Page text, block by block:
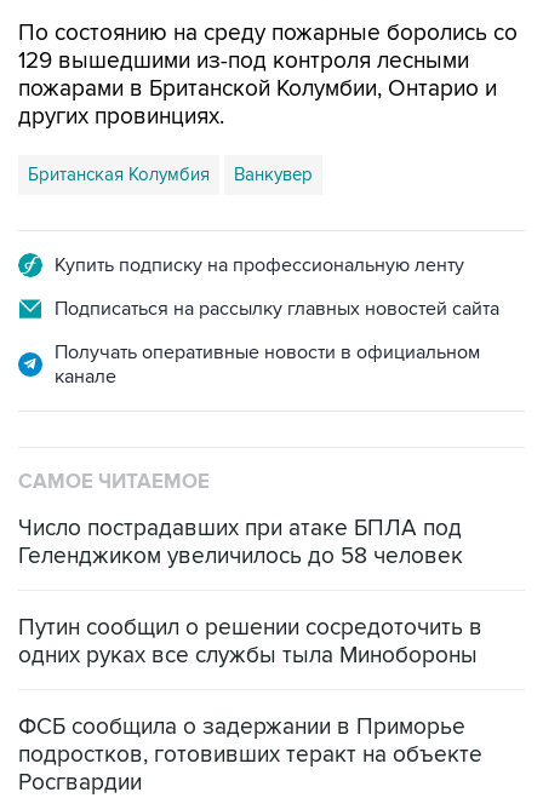
По состоянию на среду пожарные боролись со
129 вышедшими из-под контроля лесными
пожарами в Британской Колумбии, Онтарио и
других провинциях.
Британская Колумбия Ванкувер
Купить подписку на профессиональную ленту
Подписаться на рассылку главных новостей сайта
Получать оперативные новости в официальном
канале
САМОЕ ЧИТАЕМОЕ
Число пострадавших при атаке БПЛА под
Геленджиком увеличилось до 58 человек
Путин сообщил о решении сосредоточить в
одних руках все службы тыла Минобороны
ФСБ сообщила о задержании в Приморье
подростков, готовивших теракт на объекте
Росгвардии